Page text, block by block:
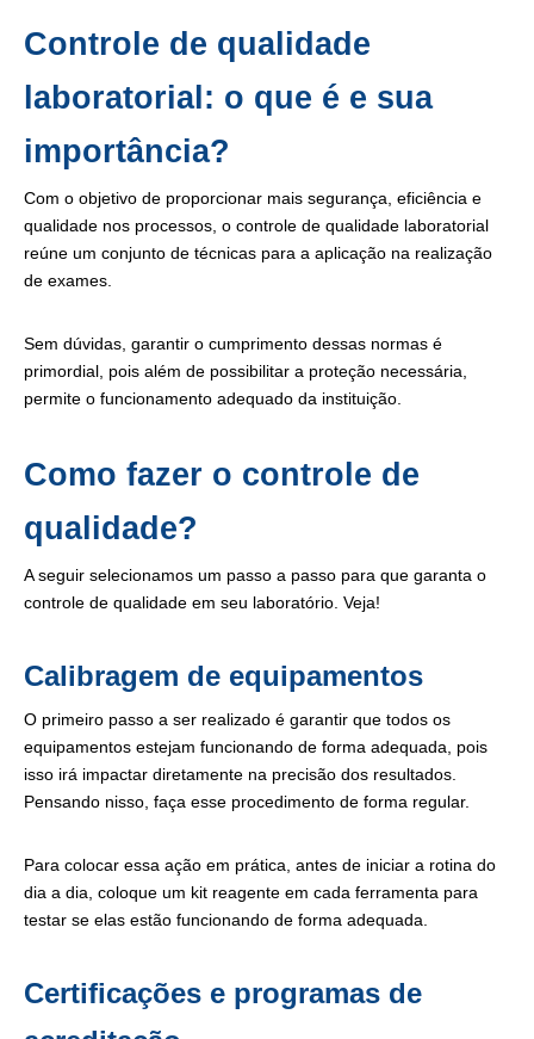
Controle de qualidade
laboratorial: o que é e sua
importância?
Com o objetivo de proporcionar mais segurança, eficiência e
qualidade nos processos, o controle de qualidade laboratorial
reúne um conjunto de técnicas para a aplicação na realização
de exames.
Sem dúvidas, garantir o cumprimento dessas normas é
primordial, pois além de possibilitar a proteção necessária,
permite o funcionamento adequado da instituição.
Como fazer o controle de
qualidade?
A seguir selecionamos um passo a passo para que garanta o
controle de qualidade em seu laboratório. Veja!
Calibragem de equipamentos
O primeiro passo a ser realizado é garantir que todos os
equipamentos estejam funcionando de forma adequada, pois
isso irá impactar diretamente na precisão dos resultados.
Pensando nisso, faça esse procedimento de forma regular.
Para colocar essa ação em prática, antes de iniciar a rotina do
dia a dia, coloque um kit reagente em cada ferramenta para
testar se elas estão funcionando de forma adequada.
Certificações e programas de